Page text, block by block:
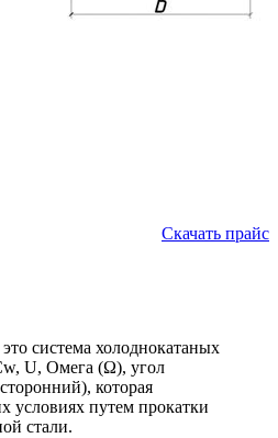
Скачать прайс
это система холоднокатаных
U, Омега (Ω), угол
которая
условиях путем прокатки
стали.